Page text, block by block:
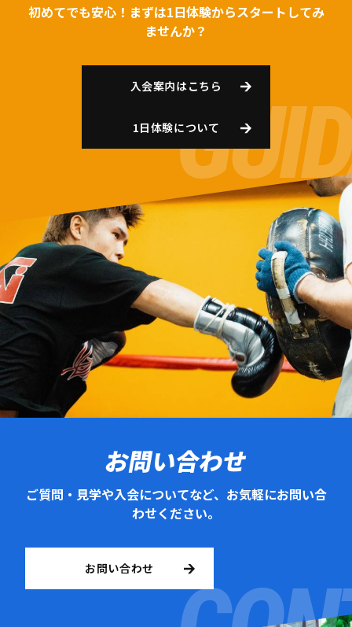
初めてでも安心！まずは1日体験からスタートしてみ
ませんか？
入会案内はこちら
1日体験について
お問い合わせ
ご質問・見学や入会についてなど、お気軽にお問い合
わせください。
お問い合わせ